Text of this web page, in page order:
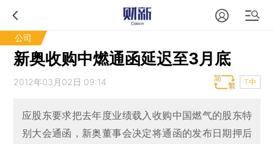
公司
新奥收购中燃通函延迟至3月底
2012年03月02日 09:14 T中
应股东要求把去年度业绩载入收购中国燃气的股东特
别大会通函，新奥董事会决定将通函的发布日期押后